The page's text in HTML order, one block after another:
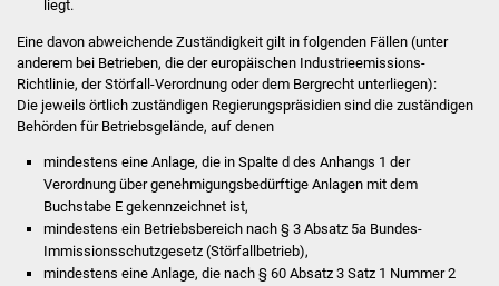
Schulentwicklung Bizet
Sanierung Hallenbad
Sanierung Bizethalle
Presse
liegt.
Eine davon abweichende Zuständigkeit gilt in folgenden Fällen (unter
anderem bei Betrieben, die der europäischen Industrieemissions-
Richtlinie, der Störfall-Verordnung oder dem Bergrecht unterliegen):
Die jeweils örtlich zuständigen Regierungspräsidien sind die zuständigen
Behörden für Betriebsgelände, auf denen
mindestens eine Anlage, die in Spalte d des Anhangs 1 der
Verordnung über genehmigungsbedürftige Anlagen mit dem
Buchstabe E gekennzeichnet ist,
mindestens ein Betriebsbereich nach § 3 Absatz 5a Bundes-
Immissionsschutzgesetz (Störfallbetrieb),
mindestens eine Anlage, die nach § 60 Absatz 3 Satz 1 Nummer 2